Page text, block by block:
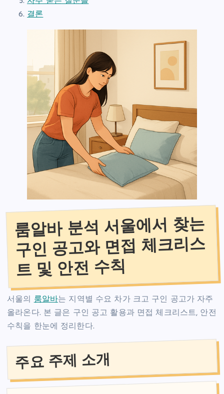
결론
룸알바 분석 서울에서 찾는
구인 공고와 면접 체크리스
트 및 안전 수칙
서울의 룸알바는 지역별 수요 차가 크고 구인 공고가 자주
올라온다. 본 글은 구인 공고 활용과 면접 체크리스트, 안전
수칙을 한눈에 정리한다.
주요 주제 소개